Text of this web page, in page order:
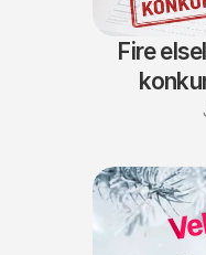
Fire